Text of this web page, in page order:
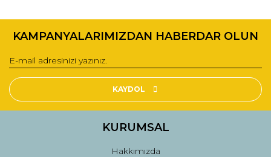
konularda yetersiz gördüğünüz noktaları öneri formunu
Görüş ve önerileriniz için teşekkür ederiz.
Ürün resmi kalitesiz, bozuk veya görüntülenemiyor.
Ürün açıklamasında eksik bilgiler bulunuyor.
Ürün fiyatı diğer sitelerden daha pahalı.
KAMPANYALARIMIZDAN HABERDAR OLUN
KAYDOL
KURUMSAL
Hakkımızda